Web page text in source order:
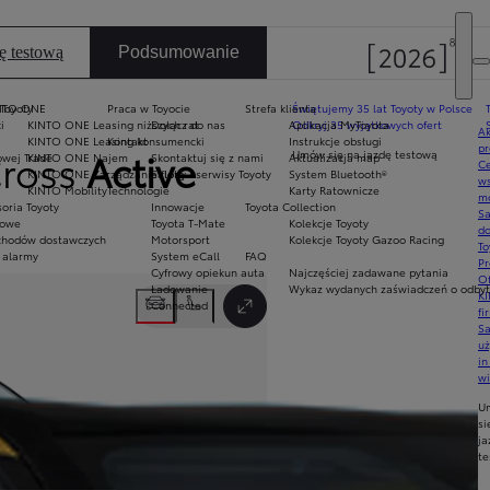
Świętujemy 35 lat Toyoty w Polsce
Odkryj 35 wyjątkowych ofert
Umów się na jazdę testową
Praca w Toyocie
Dołącz do nas
Kontakt
Skontaktuj się z nami
Salony i serwisy Toyoty
Technologie
Innowacje
Toyota T-Mate
Motorsport
System eCall
Cyfrowy opiekun auta
Ładowanie
Connected
ONE
KINTO ONE Leasing niższych rat
KINTO ONE Leasing konsumencki
KINTO ONE Najem
KINTO ONE Zarządzanie flotą
KINTO Mobility
Trade
Toyoty
dostawczych
Strefa klienta
Aplikacja MyToyota
Instrukcje obsługi
Aktualizacja map
System Bluetooth®
Karty Ratownicze
Toyota Collection
Kolekcje Toyoty
Kolekcje Toyoty Gazoo Racing
FAQ
Najczęściej zadawane pytania
Wykaz wydanych zaświadczeń o
testową Podsumowanie
Active
Przełącz tryb pełnoekranowy
Następny